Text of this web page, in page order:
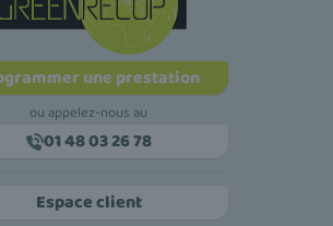
une prestation
ou appelez-nous au
01 48 03 26 78
Espace client